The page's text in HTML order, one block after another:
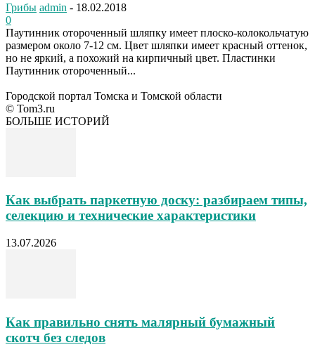
Грибы admin - 18.02.2018
0
Паутинник отороченный шляпку имеет плоско-колокольчатую
размером около 7-12 см. Цвет шляпки имеет красный оттенок,
но не яркий, а похожий на кирпичный цвет. Пластинки
Паутинник отороченный...
Городской портал Томска и Томской области
© Tom3.ru
БОЛЬШЕ ИСТОРИЙ
Как выбрать паркетную доску: разбираем типы,
селекцию и технические характеристики
13.07.2026
Как правильно снять малярный бумажный
скотч без следов